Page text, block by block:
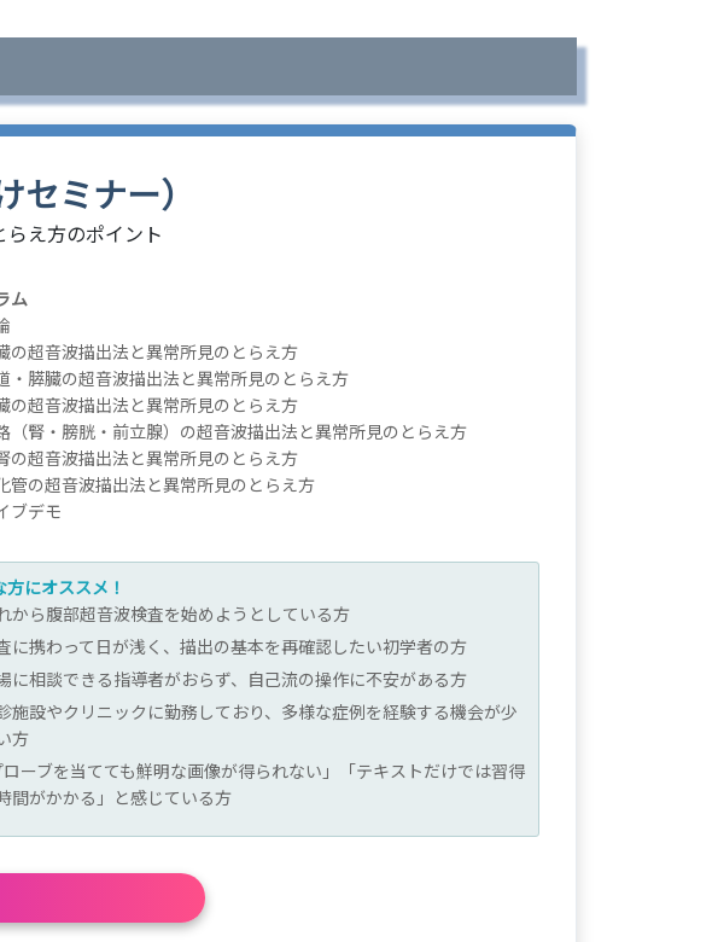
ミナー）
え方のポイント
ム
の超音波描出法と異常所見のとらえ方
・膵臓の超音波描出法と異常所見のとらえ方
の超音波描出法と異常所見のとらえ方
（腎・膀胱・前立腺）の超音波描出法と異常所見のとらえ方
の超音波描出法と異常所見のとらえ方
管の超音波描出法と異常所見のとらえ方
ブデモ
方にオススメ！
から腹部超音波検査を始めようとしている方
に携わって日が浅く、描出の基本を再確認したい初学者の方
に相談できる指導者がおらず、自己流の操作に不安がある方
施設やクリニックに勤務しており、多様な症例を経験する機会が少
方
ローブを当てても鮮明な画像が得られない」「テキストだけでは習得
間がかかる」と感じている方